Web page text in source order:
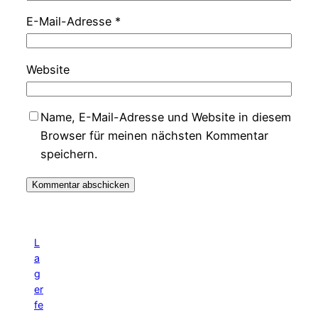
E-Mail-Adresse *
Website
Name, E-Mail-Adresse und Website in diesem
Browser für meinen nächsten Kommentar
speichern.
L
a
g
er
fe